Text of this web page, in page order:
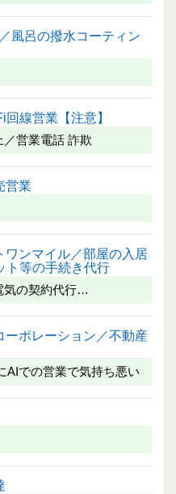
風呂の撥水コーティン
線営業【注意】
営業電話 詐欺
営業
ワンマイル／部屋の入居
ト等の手続き代行
気の契約代行…
ーポレーション／不動産
AIでの営業で気持ち悪い